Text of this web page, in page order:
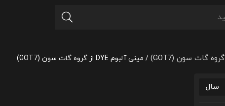
گروه گات‌ سون (GOT7) / مینی آلبوم DYE از گروه گات‌ سون (GOT7)
سال